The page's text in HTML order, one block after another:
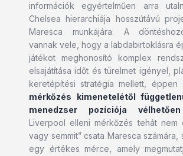
információk egyértelműen arra
Chelsea hierarchiája hosszútávú
Maresca munkájára. A
vannak vele, hogy a labdabirtoklásra
játékot meghonosító komplex
elsajátítása időt és türelmet igényel,
keretépítési stratégia mellett, éppen
mérkőzés kimenetelétől
menedzser pozíciója
Liverpool elleni mérkőzés tehát nem
vagy semmit” csata Maresca számára,
egy értékes mérce, amely